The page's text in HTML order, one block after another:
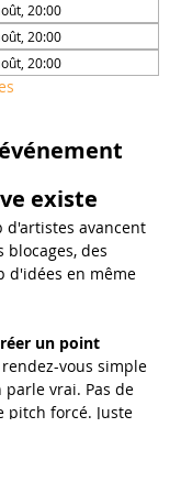
20:00
20:00
20:00
existe
d'artistes avancent
blocages, des
d'idées en même
un point
vous simple
parle vrai. Pas de
pitch forcé. Juste